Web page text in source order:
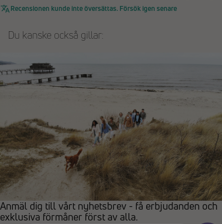
Recensionen kunde inte översättas. Försök igen senare
Du kanske också gillar:
Anmäl dig till vårt nyhetsbrev - få erbjudanden och
exklusiva förmåner först av alla.